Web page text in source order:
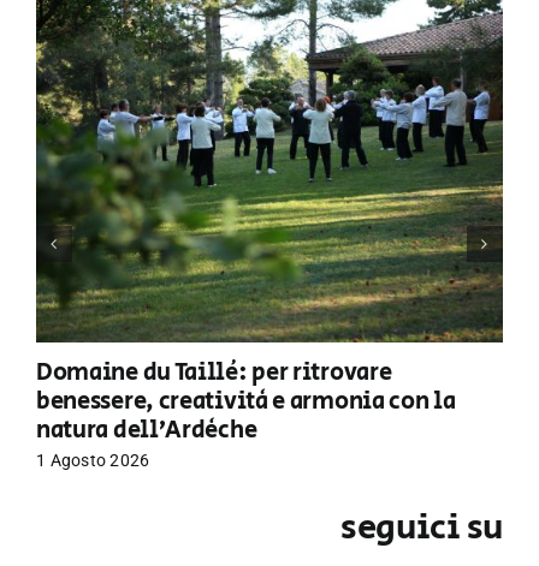
Domaine du Taillé: per ritrovare
benessere, creatività e armonia con la
natura dell’Ardèche
1 Agosto 2026
seguici su